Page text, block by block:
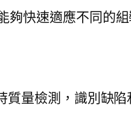
夠快速適應不同的
量檢測，識別缺